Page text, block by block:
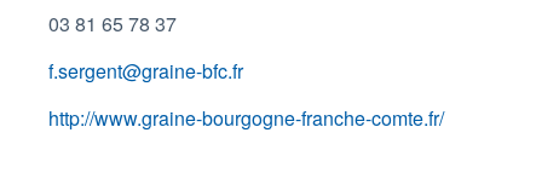
03 81 65 78 37
f.sergent@graine-bfc.fr
http://www.graine-bourgogne-franche-comte.fr/